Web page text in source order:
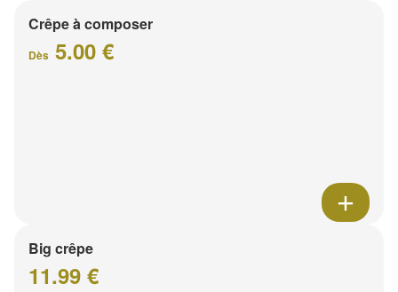
Crêpe à composer
Dès 5.00 €
Big crêpe
11.99 €